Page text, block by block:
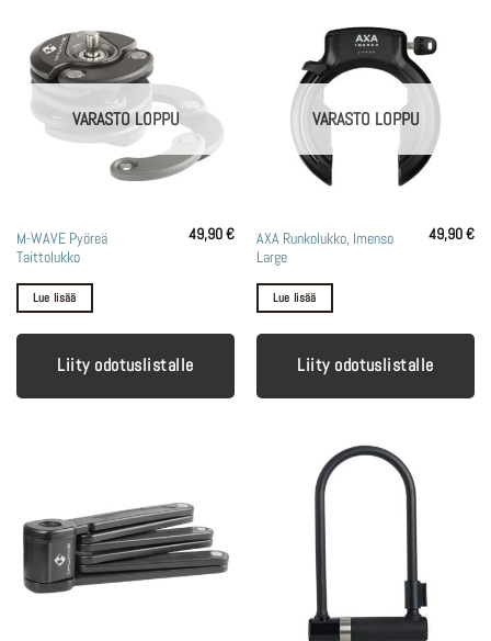
VARASTO LOPPU
M-WAVE Pyöreä
Taittolukko
49,90€
Lue lisää
Liity odotuslistalle
VARASTO LOPPU
AXA Runkolukko, Imenso
Large
49,90€
Lue lisää
Liity odotuslistalle